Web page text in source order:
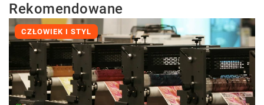
Rekomendowane
CZŁOWIEK I STYL